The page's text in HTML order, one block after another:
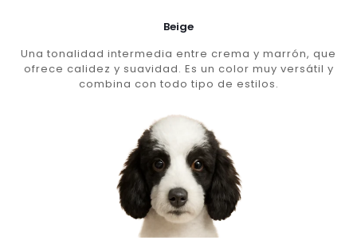
Beige
Una tonalidad intermedia entre crema y marrón, que
ofrece calidez y suavidad. Es un color muy versátil y
combina con todo tipo de estilos.